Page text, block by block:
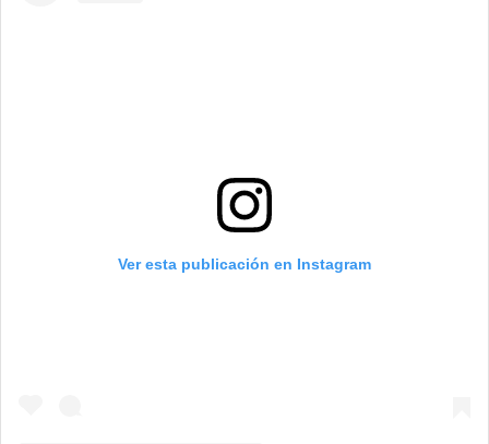
Ver esta publicación en Instagram